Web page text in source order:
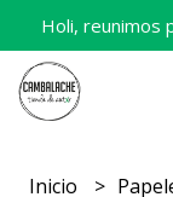
Holi, reunimos
Inicio